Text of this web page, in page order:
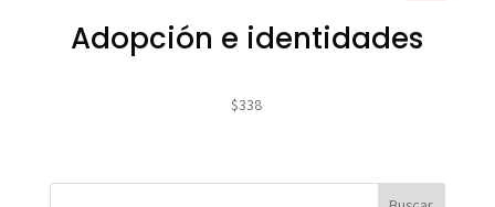
Adopción e identidades
$338